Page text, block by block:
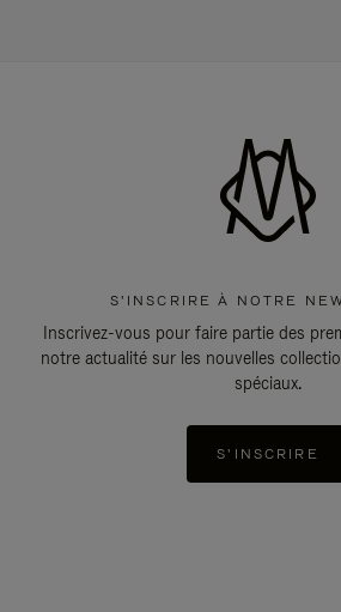
S'INSCRIRE À NOTRE
Inscrivez-vous pour faire partie des
notre actualité sur les nouvelles
spéciaux.
S'INSCRIRE